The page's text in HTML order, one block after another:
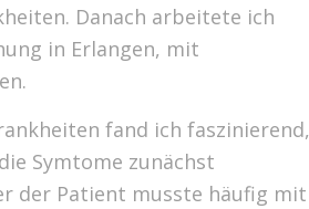
Danach arbeitete ich
in Erlangen, mit
fand ich faszinierend,
Symtome zunächst
der Patient musste häufig mit